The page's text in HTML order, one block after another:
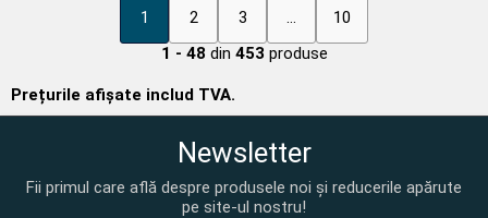
1 2 3 ... 10
1 - 48 din 453 produse
Prețurile afișate includ TVA.
Newsletter
Fii primul care află despre produsele noi și reducerile apărute
pe site-ul nostru!